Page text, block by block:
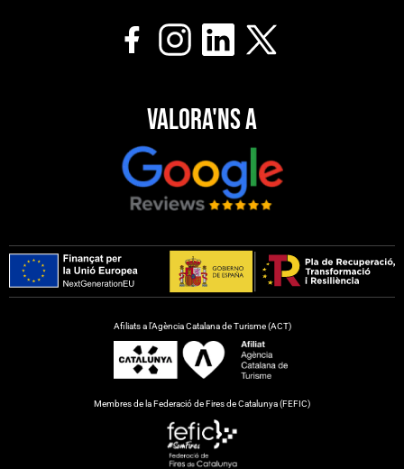
Valora'ns a
Afiliats a l’Agència Catalana de Turisme (ACT)
Membres de la Federació de Fires de Catalunya (FEFIC)